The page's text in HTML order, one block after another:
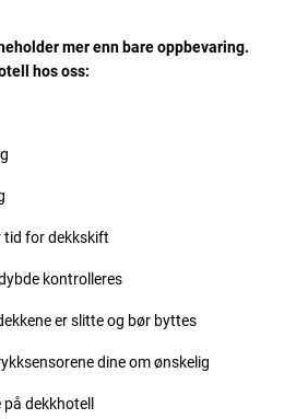
mer enn bare oppbevaring.
hos oss:
tid for dekkskift
kontrolleres
er slitte og bør byttes
dine om ønskelig
dekkhotell